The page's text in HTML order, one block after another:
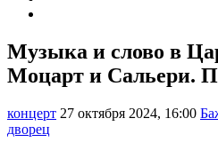
Музыка и слово в
Моцарт и Сальери.
концерт 27 октября 2024, 16:00
дворец